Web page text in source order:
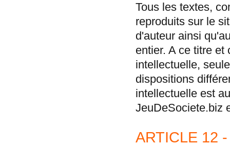
Tous les textes,
reproduits sur le
d'auteur ainsi
entier. A ce titre
intellectuelle,
dispositions
intellectuelle est
JeuDeSociete.biz
ARTICLE 12